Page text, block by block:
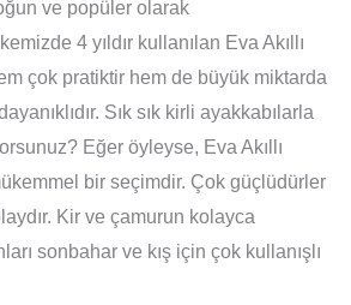
ve popüler olarak
4 yıldır kullanılan Eva Akıllı
çok pratiktir hem de büyük miktarda
Sık sık kirli ayakkabılarla
Eğer öyleyse, Eva Akıllı
bir seçimdir. Çok güçlüdürler
Kir ve çamurun kolayca
sonbahar ve kış için çok kullanışlı